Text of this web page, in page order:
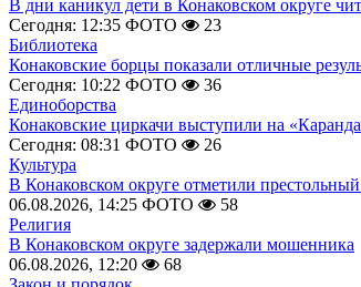
В дни каникул дети в Конаковском округе
Сегодня: 12:35 ФОТО
23
Библиотека
Конаковские борцы показали отличные
Сегодня: 10:22 ФОТО
36
Единоборства
Конаковские циркачи выступили на
Сегодня: 08:31 ФОТО
26
Культура
В Конаковском округе отметили
06.08.2026, 14:25 ФОТО
58
Религия
В Конаковском округе задержали мошенника
06.08.2026, 12:20
68